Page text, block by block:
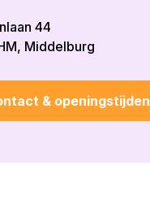
44
Middelburg
& openingstijden